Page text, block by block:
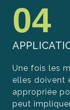
04
Une fois les
elles doivent
appropriée
peut